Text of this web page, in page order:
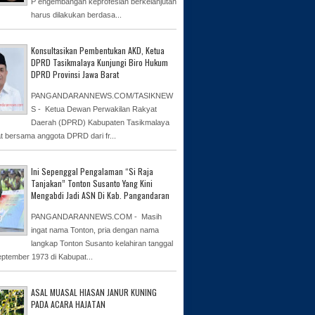
harus dilakukan berdasa...
Konsultasikan Pembentukan AKD, Ketua
DPRD Tasikmalaya Kunjungi Biro Hukum
DPRD Provinsi Jawa Barat
PANGANDARANNEWS.COM/TASIKNEW
S - Ketua Dewan Perwakilan Rakyat
Daerah (DPRD) Kabupaten Tasikmalaya
bersama anggota DPRD dari fr...
Ini Sepenggal Pengalaman “Si Raja
Tanjakan” Tonton Susanto Yang Kini
Mengabdi Jadi ASN Di Kab. Pangandaran
PANGANDARANNEWS.COM - Masih
ingat nama Tonton, pria dengan nama
langkap Tonton Susanto kelahiran tanggal
1973 di Kabupat...
ASAL MUASAL HIASAN JANUR KUNING
PADA ACARA HAJATAN